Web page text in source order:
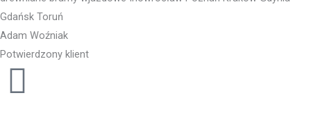
Adam Woźniak
Potwierdzony klient